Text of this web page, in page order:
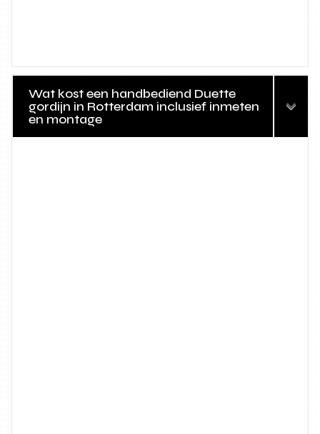
Wat kost een handbediend Duette
gordijn in Rotterdam inclusief inmeten
en montage